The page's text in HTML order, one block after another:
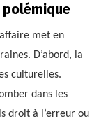
met en
D’abord, la
culturelles.
dans les
droit à l’erreur ou